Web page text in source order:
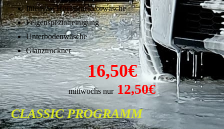
Intensive Hochdruckvorwäsche
Felgenspezialreinigung
Unterbodenwäsche
Glanztrockner
16,50€
mittwochs nur12,50€
CLASSIC PROGRAMM